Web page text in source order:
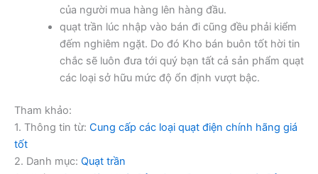
của người mua hàng lên hàng đầu.
quạt trần lúc nhập vào bán đi cũng đều phải kiểm
đếm nghiêm ngặt. Do đó Kho bán buôn tốt hời tin
chắc sẽ luôn đưa tới quý bạn tất cả sản phẩm quạt
các loại sở hữu mức độ ổn định vượt bậc.
Tham khảo:
1. Thông tin từ: Cung cấp các loại quạt điện chính hãng giá
tốt
2. Danh mục: Quạt trần